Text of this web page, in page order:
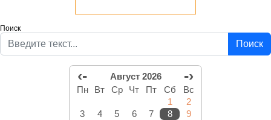
Поиск
Поиск
‹- Август 2026 -›
Пн Вт Ср Чт Пт Сб
Вс
1
2
3
4 5 6 7 8
9